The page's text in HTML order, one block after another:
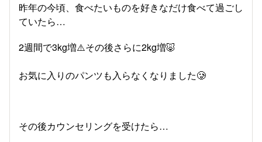
昨年の今頃、食べたいものを好きなだけ食べて過ごし
ていたら…
2週間で3kg増⚠️その後さらに2kg増🐷
お気に入りのパンツも入らなくなりました🥲
その後カウンセリングを受けたら…